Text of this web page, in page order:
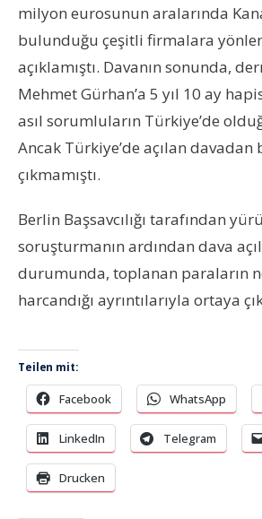
milyon eurosunun aralarında
bulunduğu çeşitli firmalara
açıklamıştı. Davanın sonunda,
Mehmet Gürhan’a 5 yıl 10 ay
asıl sorumluların Türkiye’de
Ancak Türkiye’de açılan davadan
çıkmamıştı.
Berlin Başsavcılığı tarafından
soruşturmanın ardından dava
durumunda, toplanan paraların
harcandığı ayrıntılarıyla ortaya
Teilen mit:
Facebook WhatsApp
LinkedIn Telegram
Drucken